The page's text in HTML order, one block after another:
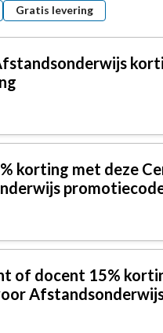
Gratis levering
korting met deze
of docent 15%